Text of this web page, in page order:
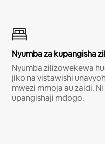
Nyumba za kupangisha
Nyumba zilizowekewa
jiko na vistawishi
mwezi mmoja au zaidi.
upangishaji mdogo.